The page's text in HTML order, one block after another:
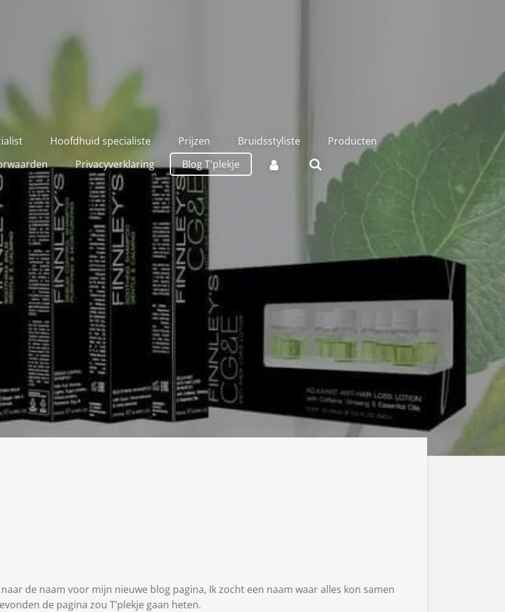
Hoofdhuid specialiste Prijzen Bruidsstyliste
Producten
Privacyverklaring Blog T'plekje
de naam voor mijn nieuwe blog pagina, Ik zocht een naam waar alles kon samen
de pagina zou T’plekje gaan heten.